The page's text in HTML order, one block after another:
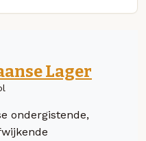
Lager
ondergistende,